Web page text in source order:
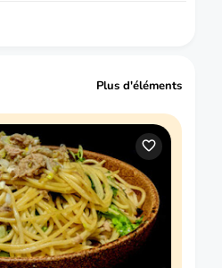
Plus d'éléments